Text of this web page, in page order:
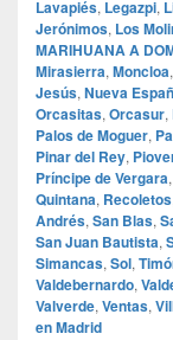
Lavapiés, Legazpi,
Jerónimos, Los
MARIHUANA A
Mirasierra, Moncloa,
Jesús, Nueva
Orcasitas, Orcasur,
Palos de Moguer,
Pinar del Rey,
Príncipe de Vergara,
Quintana, Recoletos
Andrés, San Blas,
San Juan Bautista,
Simancas, Sol,
Valdebernardo,
Valverde, Ventas,
en Madrid